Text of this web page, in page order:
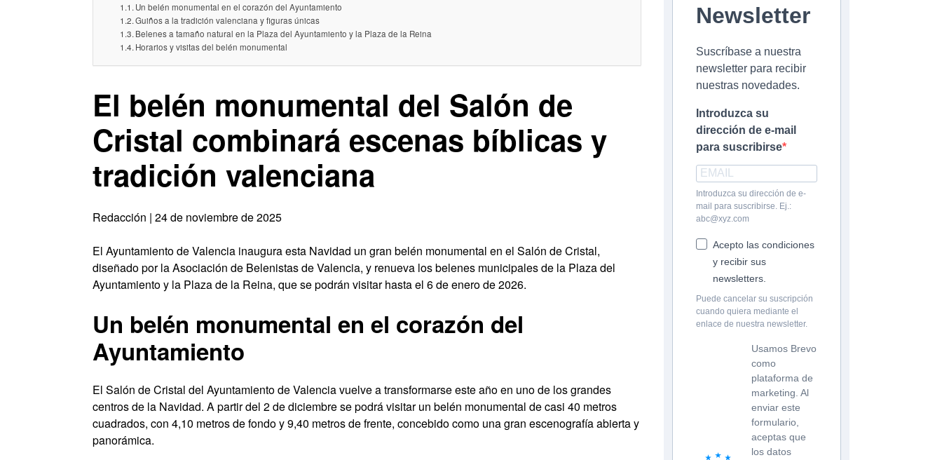
Un belén monumental en el corazón del Ayuntamiento
Guiños a la tradición valenciana y figuras únicas
Belenes a tamaño natural en la Plaza del Ayuntamiento y la Plaza de la Reina
Horarios y visitas del belén monumental
El belén monumental del Salón de
Cristal combinará escenas bíblicas y
tradición valenciana
Redacción | 24 de noviembre de 2025
El Ayuntamiento de Valencia inaugura esta Navidad un gran belén monumental en el Salón de Cristal,
diseñado por la Asociación de Belenistas de Valencia, y renueva los belenes municipales de la Plaza del
Ayuntamiento y la Plaza de la Reina, que se podrán visitar hasta el 6 de enero de 2026.
Un belén monumental en el corazón del
Ayuntamiento
El Salón de Cristal del Ayuntamiento de Valencia vuelve a transformarse este año en uno de los grandes
centros de la Navidad. A partir del 2 de diciembre se podrá visitar un belén monumental de casi 40 metros
cuadrados, con 4,10 metros de fondo y 9,40 metros de frente, concebido como una gran escenografía abierta y
panorámica.
Newsletter
Suscríbase a nuestra
newsletter para recibir
nuestras novedades.
Introduzca su
dirección de e-mail
para suscribirse
Introduzca su dirección de e-
mail para suscribirse. Ej.:
abc@xyz.com
Acepto las condiciones
y recibir sus
newsletters.
Puede cancelar su suscripción
cuando quiera mediante el
enlace de nuestra newsletter.
Usamos Brevo
como
plataforma de
marketing. Al
enviar este
formulario,
aceptas que
los datos